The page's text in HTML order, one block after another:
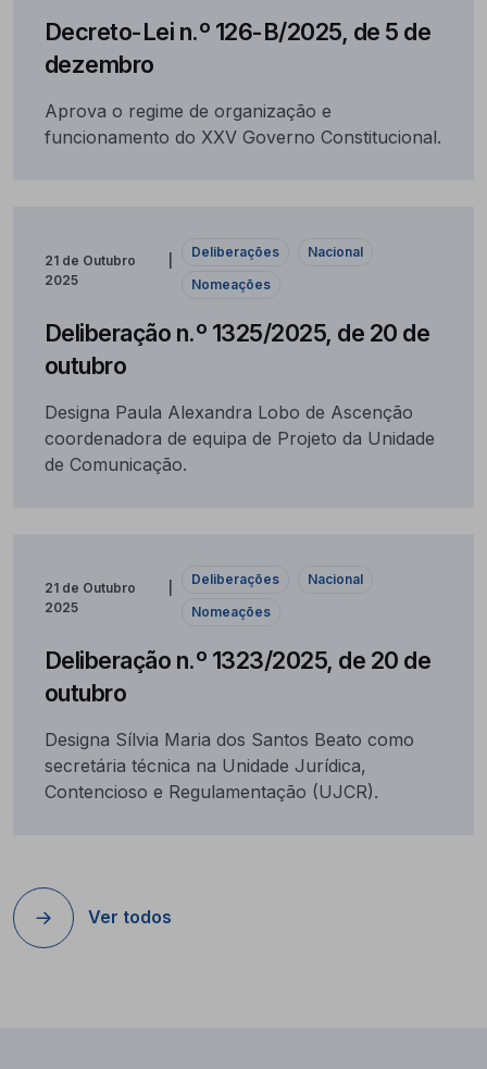
Decreto-Lei n.º 126-B/2025, de 5 de
dezembro
Aprova o regime de organização e
funcionamento do XXV Governo Constitucional.
21 de Outubro
2025
Deliberações
Nacional
Nomeações
Deliberação n.º 1325/2025, de 20 de
outubro
Designa Paula Alexandra Lobo de Ascenção
coordenadora de equipa de Projeto da Unidade
de Comunicação.
21 de Outubro
2025
Deliberações
Nacional
Nomeações
Deliberação n.º 1323/2025, de 20 de
outubro
Designa Sílvia Maria dos Santos Beato como
secretária técnica na Unidade Jurídica,
Contencioso e Regulamentação (UJCR).
Ver todos